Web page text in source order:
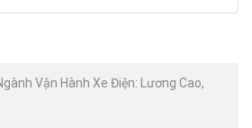
Vận Hành Xe Điện: Lương Cao,